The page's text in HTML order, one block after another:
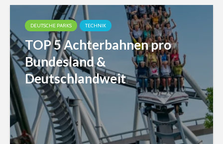
DEUTSCHE PARKS TECHNIK
TOP 5 Achterbahnen pro
Bundesland &
Deutschlandweit